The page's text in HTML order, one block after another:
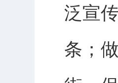
泛宣
条；